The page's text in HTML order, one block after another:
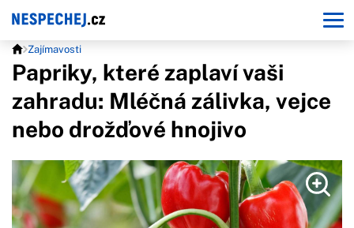
Zajímavosti
Papriky, které zaplaví vaši
zahradu: Mléčná zálivka, vejce
nebo drožďové hnojivo